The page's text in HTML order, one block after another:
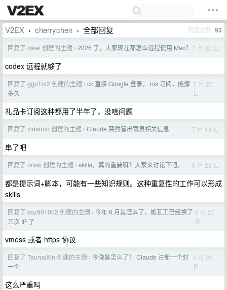
V2EX › cherrychen › 全部回复 回复总数 93
回复了 qwei 创建的主题 › 2026 了，大家现在都怎么远程使用 Mac？ 7 月 30 日
codex 远程就够了
回复了 ggp1ot2 创建的主题 › cc 直接 Google 登录， ios 订阅，能撑
多久
7 月 27
日
礼品卡订阅这种都用了半年了，没啥问题
回复了 xidaduo 创建的主题 › Claude 突然冒出裁员相关信息 7 月 14 日
串了吧
回复了 mfsw 创建的主题 › skills，真的重要嘛？大家来讨论下吧。 6 月 28 日
都是提示词+脚本，可能有一些知识规则。这种重复性的工作可以形成
skills
回复了 kqz901002 创建的主题 › 今年 6 月是怎么了，搬瓦工已经换了
三次 IP 了
6 月 27
日
vmess 或者 https 协议
回复了 TaurusXin 创建的主题 › 今晚是怎么了？ Claude 注册一个封
一个
6 月 26
日
这么严重吗